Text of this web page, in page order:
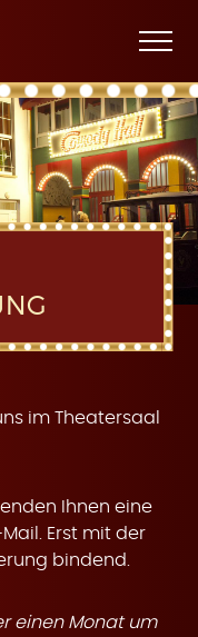
Menü
im Theatersaal
Ihnen eine
Erst mit der
bindend.
einen Monat um